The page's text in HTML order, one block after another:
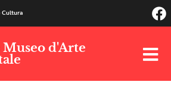
Cultura
d'Arte